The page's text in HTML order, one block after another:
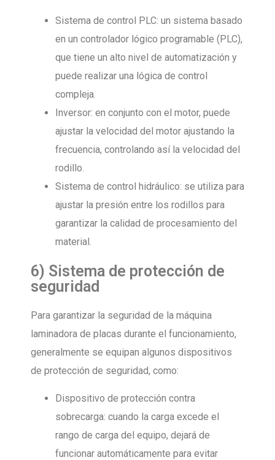
Sistema de control PLC: un sistema basado
en un controlador lógico programable (PLC),
que tiene un alto nivel de automatización y
puede realizar una lógica de control
compleja.
Inversor: en conjunto con el motor, puede
ajustar la velocidad del motor ajustando la
frecuencia, controlando así la velocidad del
rodillo.
Sistema de control hidráulico: se utiliza para
ajustar la presión entre los rodillos para
garantizar la calidad de procesamiento del
material.
6) Sistema de protección de
seguridad
Para garantizar la seguridad de la máquina
laminadora de placas durante el funcionamiento,
generalmente se equipan algunos dispositivos
de protección de seguridad, como:
Dispositivo de protección contra
sobrecarga: cuando la carga excede el
rango de carga del equipo, dejará de
funcionar automáticamente para evitar